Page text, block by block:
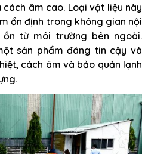
âm cao. Loại vật liệu này
ổn định trong không gian nội
từ môi trường bên ngoài.
sản phẩm đáng tin cậy và
cách âm và bảo quản lạnh